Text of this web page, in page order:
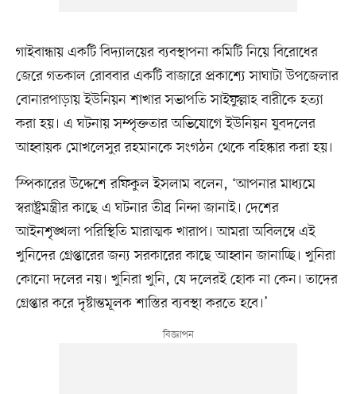
গাইবান্ধায় একটি বিদ্যালয়ের ব্যবস্থাপনা কমিটি নিয়ে বিরোধের
জেরে গতকাল রোববার একটি বাজারে প্রকাশ্যে সাঘাটা উপজেলার
বোনারপাড়ায় ইউনিয়ন শাখার সভাপতি সাইফুল্লাহ বারীকে হত্যা
করা হয়। এ ঘটনায় সম্পৃক্ততার অভিযোগে ইউনিয়ন যুবদলের
আহ্বায়ক মোখলেসুর রহমানকে সংগঠন থেকে বহিষ্কার করা হয়।
স্পিকারের উদ্দেশে রফিকুল ইসলাম বলেন, ‘আপনার মাধ্যমে
স্বরাষ্ট্রমন্ত্রীর কাছে এ ঘটনার তীব্র নিন্দা জানাই। দেশের
আইনশৃঙ্খলা পরিস্থিতি মারাত্মক খারাপ। আমরা অবিলম্বে এই
খুনিদের গ্রেপ্তারের জন্য সরকারের কাছে আহ্বান জানাচ্ছি। খুনিরা
কোনো দলের নয়। খুনিরা খুনি, যে দলেরই হোক না কেন। তাদের
গ্রেপ্তার করে দৃষ্টান্তমূলক শাস্তির ব্যবস্থা করতে হবে।’